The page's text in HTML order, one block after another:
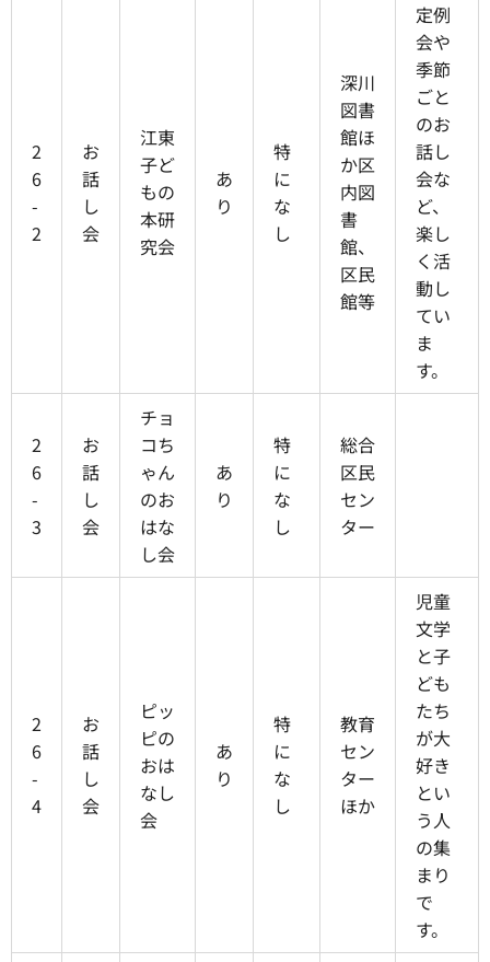
2
6
-
2
お
話
し
会
江東
子ど
もの
本研
究会
あ
り
特
に
な
し
深川
図書
館ほ
か区
内図
書
館、
区民
館等
定例
会や
季節
ごと
のお
話し
会な
ど、
楽し
く活
動し
てい
ま
す。
2
6
-
3
お
話
し
会
チョ
コち
ゃん
のお
はな
し会
あ
り
特
に
な
し
総合
区民
セン
ター
2
6
-
4
お
話
し
会
ピッ
ピの
おは
なし
会
あ
り
特
に
な
し
教育
セン
ター
ほか
児童
文学
と子
ども
たち
が大
好き
とい
う人
の集
まり
で
す。